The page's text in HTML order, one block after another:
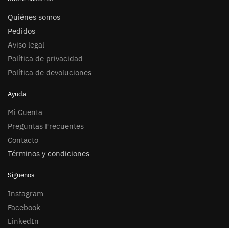
Quiénes somos
Pedidos
Aviso legal
Política de privacidad
Política de devoluciones
Ayuda
Mi Cuenta
Preguntas Frecuentes
Contacto
Términos y condiciones
Síguenos
Instagram
Facebook
LinkedIn